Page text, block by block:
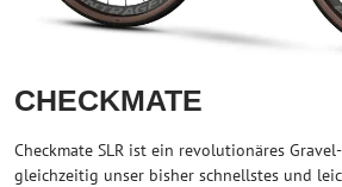
CHECKMATE
Checkmate SLR ist ein revolutionäres
gleichzeitig unser bisher schnellstes und